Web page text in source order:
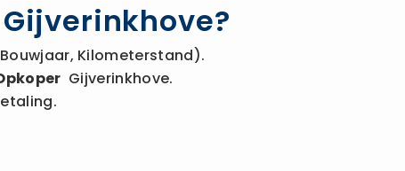
Kilometerstand).
Gijverinkhove.